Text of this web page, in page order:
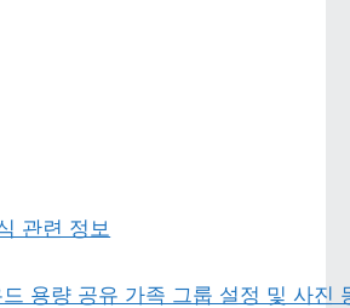
관련 정보
용량 공유 가족 그룹 설정 및 사진